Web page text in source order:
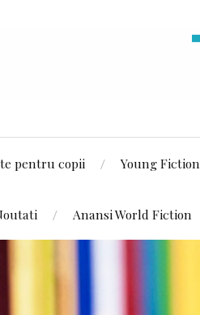
pentru copii Young Fiction
Anansi World Fiction